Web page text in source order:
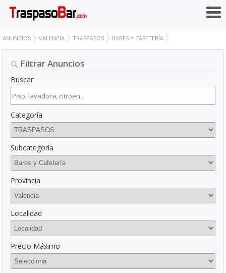
ANUNCIOS VALENCIA TRASPASOS BARES Y CAFETERÍA
Filtrar Anuncios
Buscar
Categoría
Subcategoría
Provincia
Localidad
Precio Máximo